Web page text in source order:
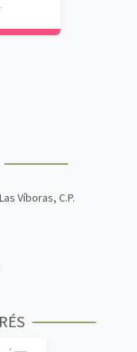
Víboras, C.P.